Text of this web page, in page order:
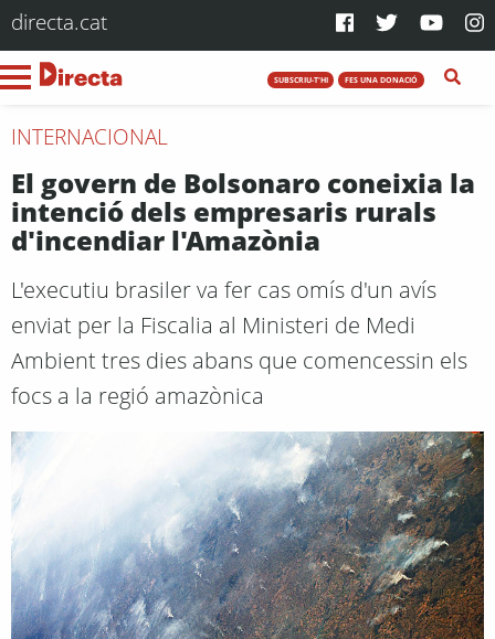
directa.cat
SUBSCRIU-T'HI FES UNA DONACIÓ
INTERNACIONAL
El govern de Bolsonaro coneixia la
intenció dels empresaris rurals
d'incendiar l'Amazònia
L'executiu brasiler va fer cas omís d'un avís
enviat per la Fiscalia al Ministeri de Medi
Ambient tres dies abans que comencessin els
focs a la regió amazònica